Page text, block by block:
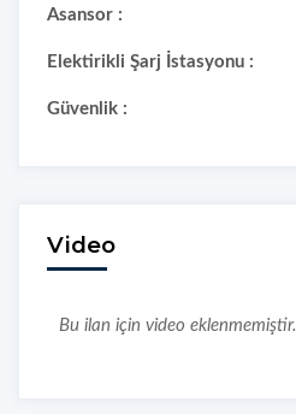
Asansor :
Elektirikli Şarj İstasyonu :
Güvenlik :
Video
Bu ilan için video eklenmemiştir.